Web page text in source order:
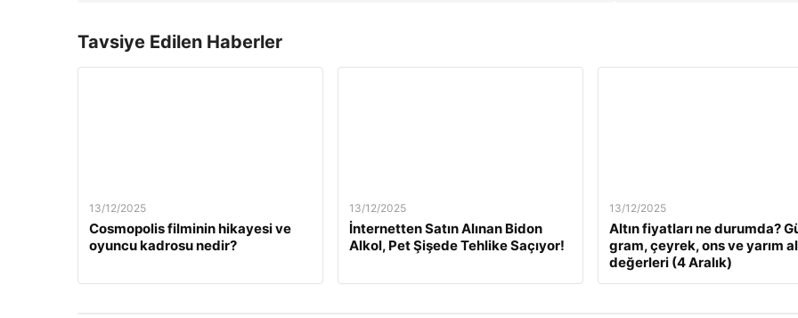
Tavsiye Edilen Haberler
13/12/2025
Cosmopolis filminin hikayesi ve
oyuncu kadrosu nedir?
13/12/2025
İnternetten Satın Alınan Bidon
Alkol, Pet Şişede Tehlike Saçıyor!
13/12/2025
Altın fiyatları ne durumda?
gram, çeyrek, ons ve yarım
değerleri (4 Aralık)